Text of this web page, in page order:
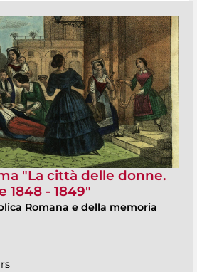
"La città delle donne.
1848 - 1849"
Romana e della memoria